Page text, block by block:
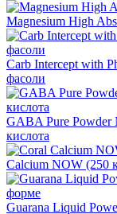
Magnesium High
Carb Intercept with
фасоли
GABA Pure Powder
кислота
Calcium NOW (250
Guarana Liquid